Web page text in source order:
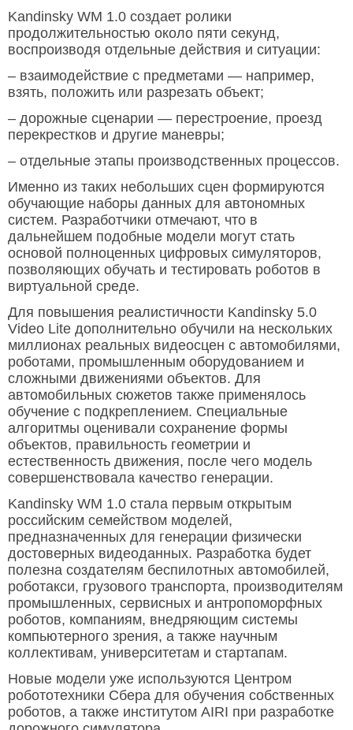
Kandinsky WM 1.0 создает ролики
продолжительностью около пяти секунд,
воспроизводя отдельные действия и ситуации:
– взаимодействие с предметами — например,
взять, положить или разрезать объект;
– дорожные сценарии — перестроение, проезд
перекрестков и другие маневры;
– отдельные этапы производственных процессов.
Именно из таких небольших сцен формируются
обучающие наборы данных для автономных
систем. Разработчики отмечают, что в
дальнейшем подобные модели могут стать
основой полноценных цифровых симуляторов,
позволяющих обучать и тестировать роботов в
виртуальной среде.
Для повышения реалистичности Kandinsky 5.0
Video Lite дополнительно обучили на нескольких
миллионах реальных видеосцен с автомобилями,
роботами, промышленным оборудованием и
сложными движениями объектов. Для
автомобильных сюжетов также применялось
обучение с подкреплением. Специальные
алгоритмы оценивали сохранение формы
объектов, правильность геометрии и
естественность движения, после чего модель
совершенствовала качество генерации.
Kandinsky WM 1.0 стала первым открытым
российским семейством моделей,
предназначенных для генерации физически
достоверных видеоданных. Разработка будет
полезна создателям беспилотных автомобилей,
роботакси, грузового транспорта, производителям
промышленных, сервисных и антропоморфных
роботов, компаниям, внедряющим системы
компьютерного зрения, а также научным
коллективам, университетам и стартапам.
Новые модели уже используются Центром
робототехники Сбера для обучения собственных
роботов, а также институтом AIRI при разработке